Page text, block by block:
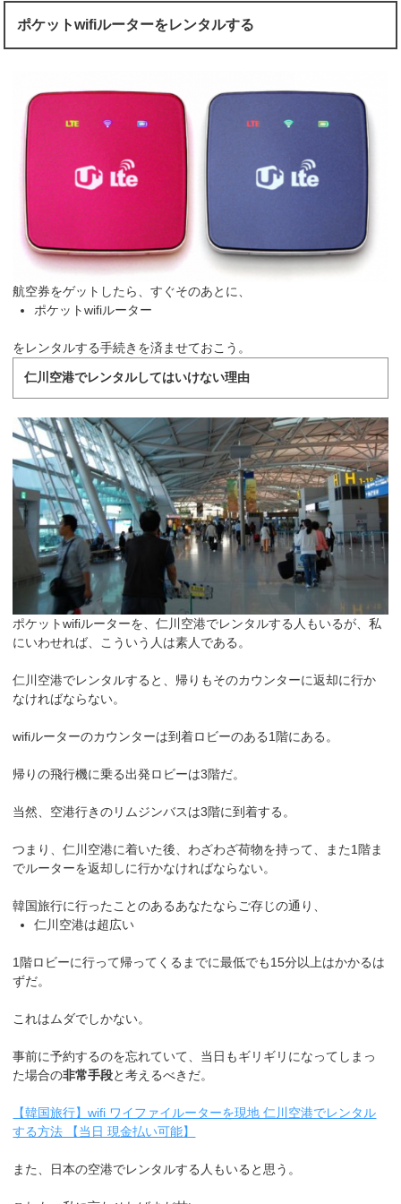
ポケットwifiルーターをレンタルする
航空券をゲットしたら、すぐそのあとに、
ポケットwifiルーター
をレンタルする手続きを済ませておこう。
仁川空港でレンタルしてはいけない理由
ポケットwifiルーターを、仁川空港でレンタルする人もいるが、私
にいわせれば、こういう人は素人である。
仁川空港でレンタルすると、帰りもそのカウンターに返却に行か
なければならない。
wifiルーターのカウンターは到着ロビーのある1階にある。
帰りの飛行機に乗る出発ロビーは3階だ。
当然、空港行きのリムジンバスは3階に到着する。
つまり、仁川空港に着いた後、わざわざ荷物を持って、また1階ま
でルーターを返却しに行かなければならない。
韓国旅行に行ったことのあるあなたならご存じの通り、
仁川空港は超広い
1階ロビーに行って帰ってくるまでに最低でも15分以上はかかるは
ずだ。
これはムダでしかない。
事前に予約するのを忘れていて、当日もギリギリになってしまっ
た場合の非常手段と考えるべきだ。
【韓国旅行】wifi ワイファイルーターを現地 仁川空港でレンタル
する方法 【当日 現金払い可能】
また、日本の空港でレンタルする人もいると思う。